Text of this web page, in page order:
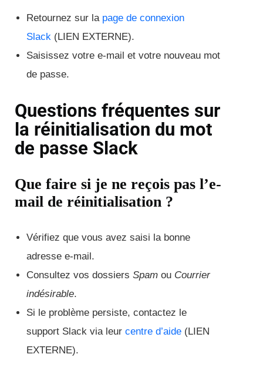
Retournez sur la page de connexion
Slack (LIEN EXTERNE).
Saisissez votre e-mail et votre nouveau mot
de passe.
Questions fréquentes sur
la réinitialisation du mot
de passe Slack
Que faire si je ne reçois pas l’e-
mail de réinitialisation ?
Vérifiez que vous avez saisi la bonne
adresse e-mail.
Consultez vos dossiers Spam ou Courrier
indésirable.
Si le problème persiste, contactez le
support Slack via leur centre d’aide (LIEN
EXTERNE).